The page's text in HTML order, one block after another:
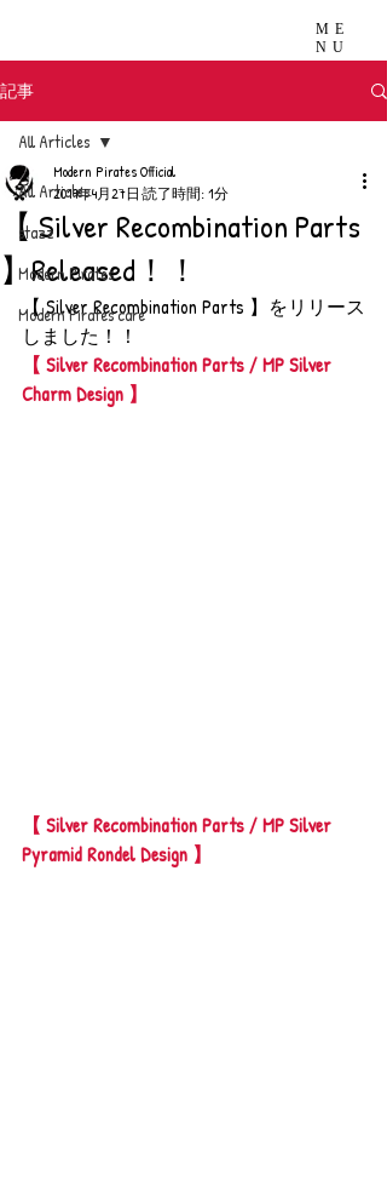
ME
NU
記事
All Articles
stazz
Modern Pirates
Modern Pirates care
All Articles
【 Silver Recombination Parts
】Released！！
Modern Pirates Official
2019年4月27日 読了時間: 1分
【 Silver Recombination Parts 】をリリース
しました！！
【 Silver Recombination Parts / MP Silver
Charm Design 】
【 Silver Recombination Parts / MP Silver
Pyramid Rondel Design 】